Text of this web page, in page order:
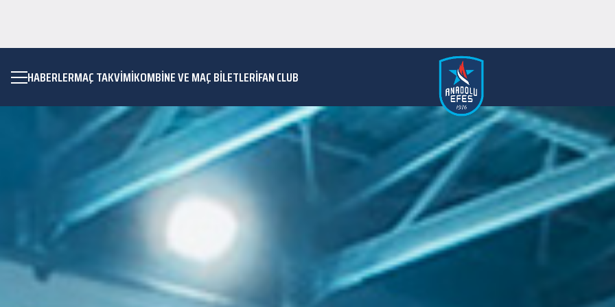
HABERLERMAÇ TAKVIMIKOMBİNE VE MAÇ BİLETLERİFAN CLUB